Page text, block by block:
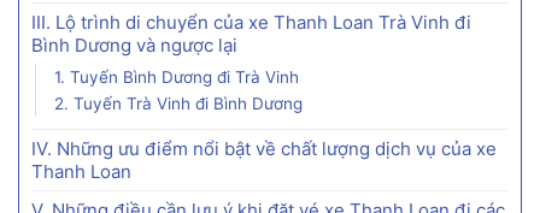
III. Lộ trình di chuyển của xe Thanh Loan Trà Vinh đi
Bình Dương và ngược lại
1. Tuyến Bình Dương đi Trà Vinh
2. Tuyến Trà Vinh đi Bình Dương
IV. Những ưu điểm nổi bật về chất lượng dịch vụ của xe
Thanh Loan